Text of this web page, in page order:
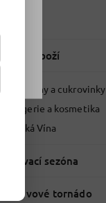
Italské zboží
Potraviny a cukrovinky
Drogerie a kosmetika
Italská Vína
Grilovací sezóna
% Slevové tornádo